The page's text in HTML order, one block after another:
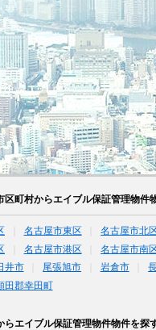
区町村からエイブル保証管理物件
名古屋市東区 名古屋市北
名古屋市港区 名古屋市南
井市 尾張旭市 岩倉市
田郡幸田町
らエイブル保証管理物件物件を探